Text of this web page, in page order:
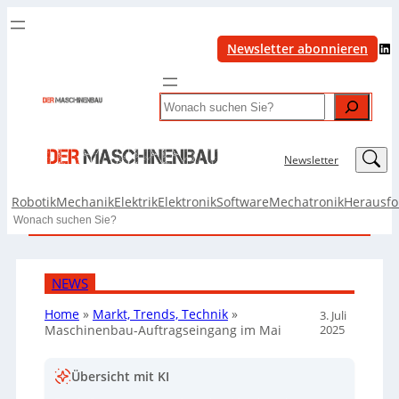
Newsletter abonnieren LinkedIn
Search
Newsletter LinkedIn
RobotikMechanikElektrikElektronikSoftwareMechatronik
Search
NEWS
Home» Markt, Trends, Technik»
Maschinenbau-Auftragseingang im Mai
3. Juli
2025
Übersicht mit KI